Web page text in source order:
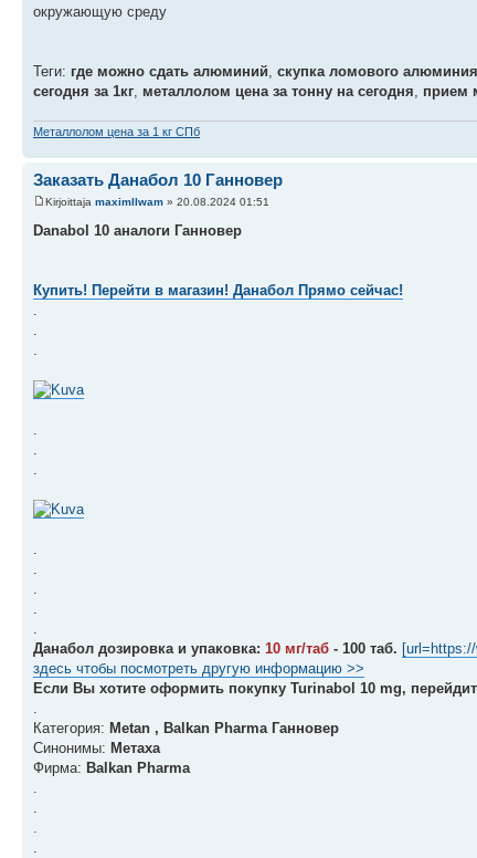
окружающую среду
Теги: где можно сдать алюминий скупка ломового
сегодня за 1кг металлолом цена за тонну на сегодня прием
Металлолом цена за 1 кг СПб
Заказать Данабол 10 Ганновер
Kirjoittaja maximllwam » 20.08.2024 01:51
Danabol 10 аналоги Ганновер
Купить! Перейти в магазин! Данабол Прямо сейчас!
Данабол дозировка и упаковка: 10 мг/таб - 100 таб.
здесь чтобы посмотреть другую информацию >>
Если Вы хотите оформить покупку Turinabol 10 mg,
Категория: Metan , Balkan Pharma Ганновер
Синонимы: Метаха
Фирма: Balkan Pharma